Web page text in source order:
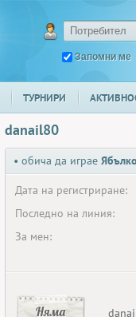
Запомни ме
ТУРНИРИ
danail80
• обича да играе
Дата на регистриране:
Последно на линия:
За мен:
Няма